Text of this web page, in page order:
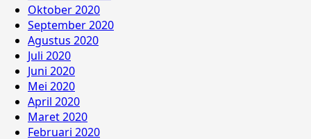
Oktober 2020
September 2020
Agustus 2020
Juli 2020
Juni 2020
Mei 2020
April 2020
Maret 2020
Februari 2020